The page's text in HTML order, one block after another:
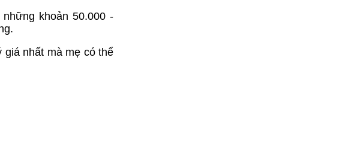
khoản 50.000 -
nhất mà mẹ có thể